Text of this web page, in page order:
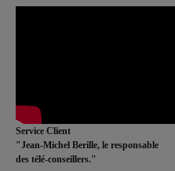
Service Client
"Jean-Michel Berille, le responsable
des télé-conseillers."